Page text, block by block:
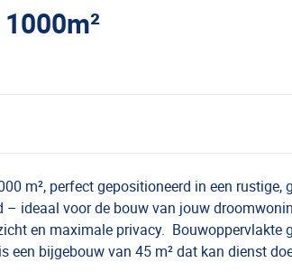
m², perfect gepositioneerd in een rustige,
– ideaal voor de bouw van jouw
en maximale privacy. Bouwoppervlakte
bijgebouw van 45 m² dat kan dienst